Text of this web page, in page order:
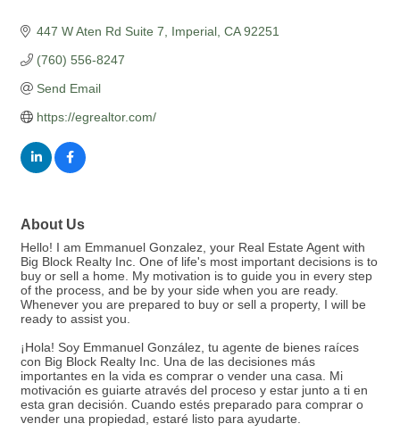
447 W Aten Rd Suite 7 Imperial CA 92251
(760) 556-8247
Send Email
https://egrealtor.com/
About Us
Hello! I am Emmanuel Gonzalez, your Real Estate Agent with
Big Block Realty Inc. One of life's most important decisions is to
buy or sell a home. My motivation is to guide you in every step
of the process, and be by your side when you are ready.
Whenever you are prepared to buy or sell a property, I will be
ready to assist you.
¡Hola! Soy Emmanuel González, tu agente de bienes raíces
con Big Block Realty Inc. Una de las decisiones más
importantes en la vida es comprar o vender una casa. Mi
motivación es guiarte através del proceso y estar junto a ti en
esta gran decisión. Cuando estés preparado para comprar o
vender una propiedad, estaré listo para ayudarte.